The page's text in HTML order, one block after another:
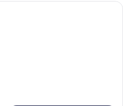
Camera d'albergo moderna con un